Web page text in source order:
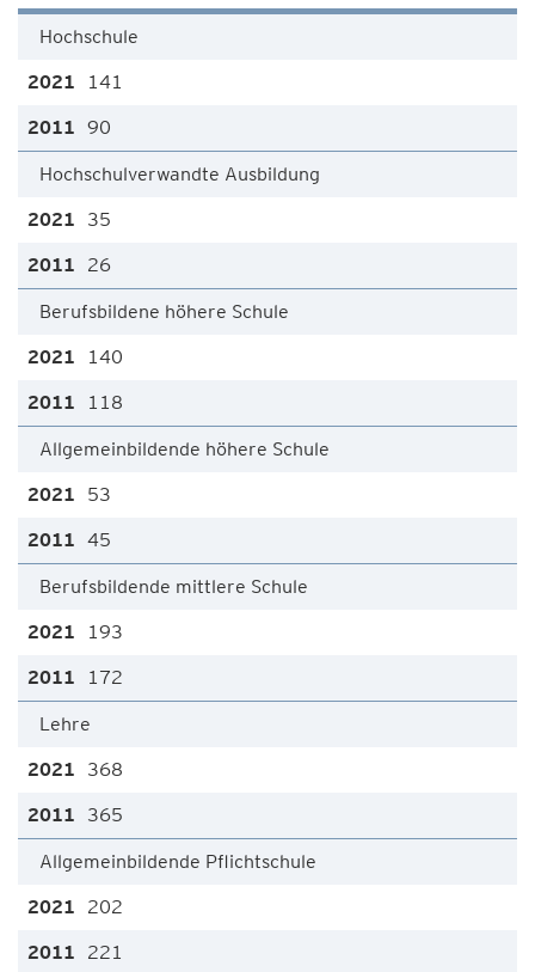
Hochschule
141
90
Hochschulverwandte Ausbildung
35
26
Berufsbildene höhere Schule
140
118
Allgemeinbildende höhere Schule
53
45
Berufsbildende mittlere Schule
193
172
Lehre
368
365
Allgemeinbildende Pflichtschule
202
221